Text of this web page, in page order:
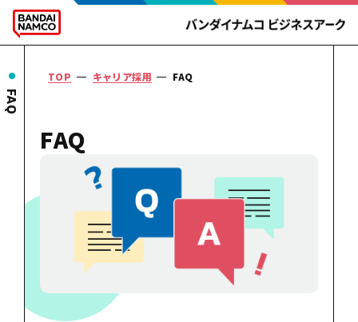
TOP キャリア採用 FAQ
FAQ
FAQ